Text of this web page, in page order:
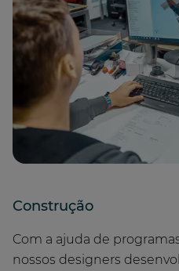
Construção
Com a ajuda de
nossos designers